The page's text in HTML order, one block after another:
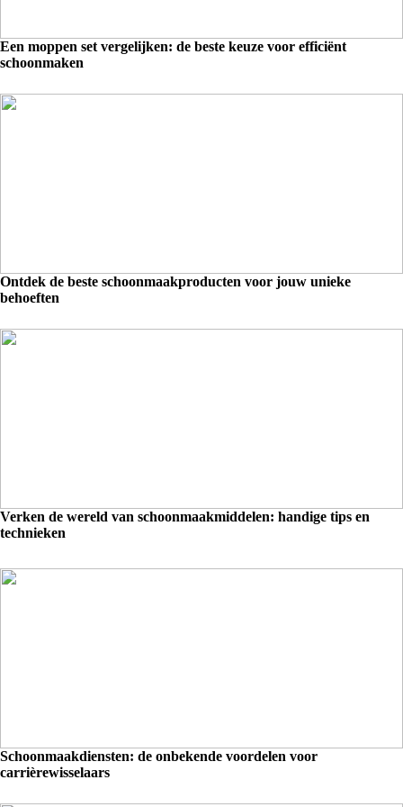
Een moppen set vergelijken: de beste keuze voor efficiënt
schoonmaken
Ontdek de beste schoonmaakproducten voor jouw unieke
behoeften
Verken de wereld van schoonmaakmiddelen: handige tips en
technieken
Schoonmaakdiensten: de onbekende voordelen voor
carrièrewisselaars